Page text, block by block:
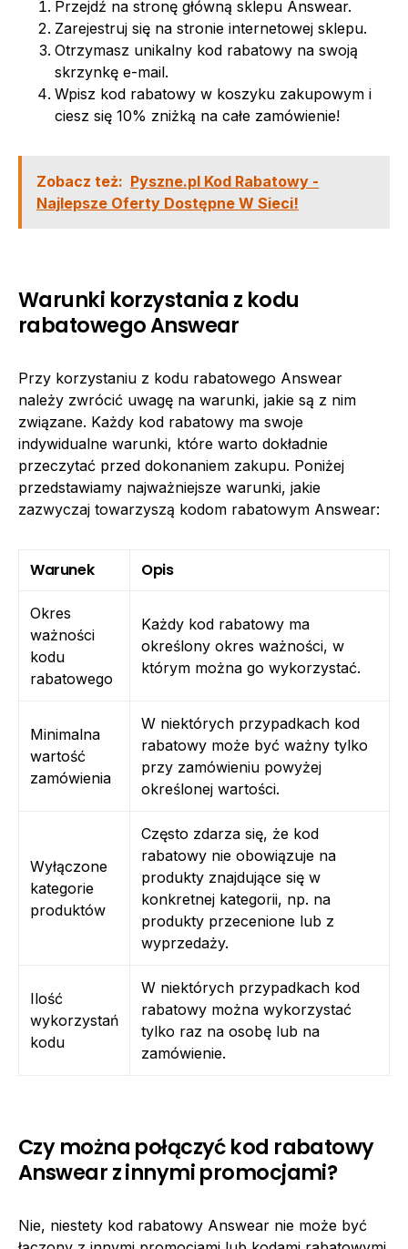
Przejdź na stronę główną sklepu Answear.
Zarejestruj się na stronie internetowej sklepu.
Otrzymasz unikalny kod rabatowy na swoją
skrzynkę e-mail.
Wpisz kod rabatowy w koszyku zakupowym i
ciesz się 10% zniżką na całe zamówienie!
Zobacz też: Pyszne.pl Kod Rabatowy -
Najlepsze Oferty Dostępne W Sieci!
Warunki korzystania z kodu
rabatowego Answear
Przy korzystaniu z kodu rabatowego Answear
należy zwrócić uwagę na warunki, jakie są z nim
związane. Każdy kod rabatowy ma swoje
indywidualne warunki, które warto dokładnie
przeczytać przed dokonaniem zakupu. Poniżej
przedstawiamy najważniejsze warunki, jakie
zazwyczaj towarzyszą kodom rabatowym Answear:
Warunek Opis
Okres
ważności
kodu
rabatowego
Każdy kod rabatowy ma
określony okres ważności, w
którym można go wykorzystać.
Minimalna
wartość
zamówienia
W niektórych przypadkach kod
rabatowy może być ważny tylko
przy zamówieniu powyżej
określonej wartości.
Wyłączone
kategorie
produktów
Często zdarza się, że kod
rabatowy nie obowiązuje na
produkty znajdujące się w
konkretnej kategorii, np. na
produkty przecenione lub z
wyprzedaży.
Ilość
wykorzystań
kodu
W niektórych przypadkach kod
rabatowy można wykorzystać
tylko raz na osobę lub na
zamówienie.
Czy można połączyć kod rabatowy
Answear z innymi promocjami?
Nie, niestety kod rabatowy Answear nie może być